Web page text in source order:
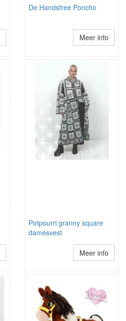
De Handsfree Poncho
Meer info
Potpourri granny square
damesvest
Meer info